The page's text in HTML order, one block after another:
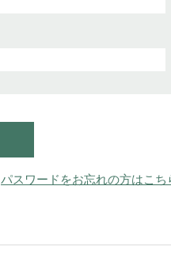
パスワードをお忘れの方はこち